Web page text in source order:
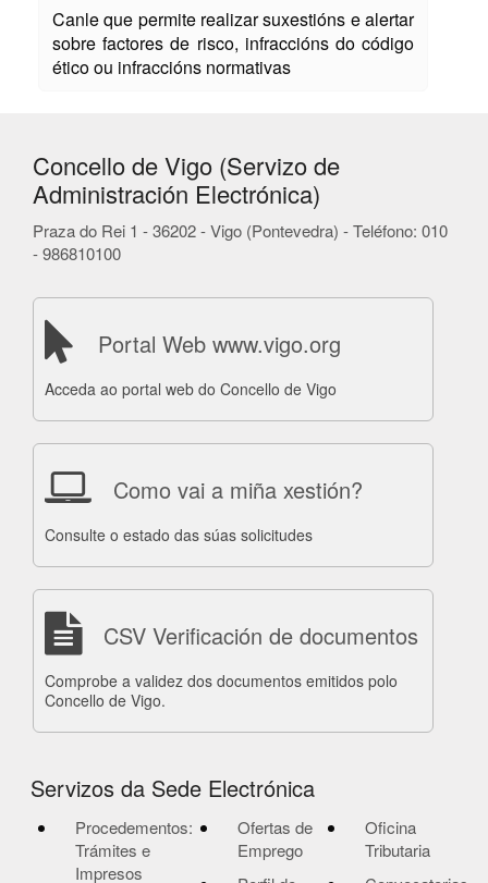
Canle que permite realizar suxestións e alertar
sobre factores de risco, infraccións do código
ético ou infraccións normativas
Concello de Vigo (Servizo de
Administración Electrónica)
Praza do Rei 1 - 36202 - Vigo (Pontevedra) - Teléfono: 010
- 986810100
Portal Web www.vigo.org
Acceda ao portal web do Concello de Vigo
Como vai a miña xestión?
Consulte o estado das súas solicitudes
CSV Verificación de documentos
Comprobe a validez dos documentos emitidos polo
Concello de Vigo.
Servizos da Sede Electrónica
Procedementos:
Trámites e
Impresos
Ofertas de
Emprego
Oficina
Tributaria